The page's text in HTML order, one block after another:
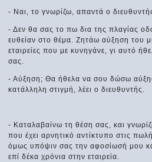
- Ναι, το γνωρίζω, απαντά ο
- Δεν θα σας το πω δια της πλαγίας
ευθείαν στο θέμα. Ζητάω αύξηση του
εταιρείες που με κυνηγάνε, γι αυτό
σας.
- Αύξηση; Θα ήθελα να σου δώσω
κατάλληλη στιγμή, λέει ο διευθυντής.
- Καταλαβαίνω τη θέση σας, και
που έχει αρνητικό αντίκτυπο στις
όμως υπόψιν σας την αφοσίωσή μου
επί δέκα χρόνια στην εταιρεία.